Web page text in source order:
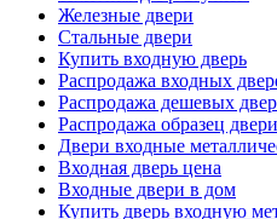
Железные двери
Стальные двери
Купить входную дверь
Распродажа входных
Распродажа дешевых
Распродажа образец двери
Двери входные
Входная дверь цена
Входные двери в дом
Купить дверь входную